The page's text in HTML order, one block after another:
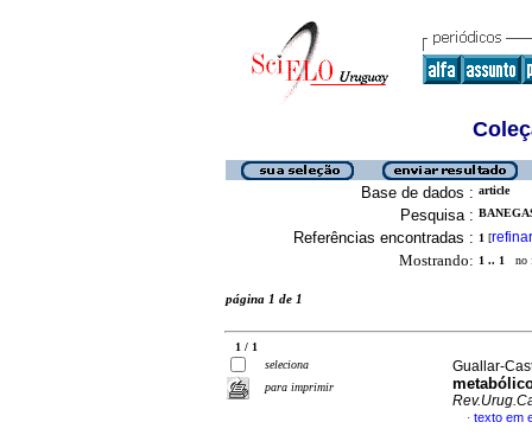
Base de dados : article
Pesquisa :
Referências encontradas : 1 [refinar
Mostrando: 1 .. 1 no
página 1 de 1
1 / 1
seleciona
para imprimir
Guallar-
· texto em